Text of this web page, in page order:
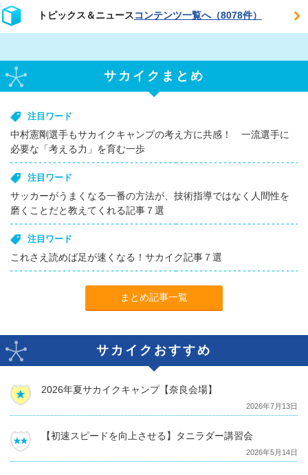
トピックス＆ニュースコンテンツ一覧へ（8078件）
サカイクまとめ
注目ワード
中村憲剛選手もサカイクキャンプの考え方に共感！ 一流選手に
必要な「考える力」を育む一歩
注目ワード
サッカーがうまくなる一番の方法が、技術指導ではなく人間性を
磨くことだと教えてくれる記事７選
注目ワード
これさえ読めば足が速くなる！サカイク記事７選
まとめ記事一覧
サカイクおすすめ
2026年夏サカイクキャンプ【奈良会場】
2026年7月13日
【初速スピードを向上させる】タニラダー講習会
2026年5月14日